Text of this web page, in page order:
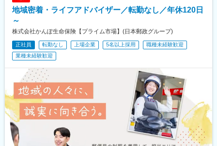
めじろ台駅、羽村駅、立川駅、京王八王子駅、東青梅駅、町田
駅、武蔵小金井駅、東村山駅、府中駅(東京都)、国領駅、瀬谷駅、
蔵小杉駅、新百合ケ丘駅、鷺沼駅、小田原駅、藤沢駅、秦野駅、
茅ケ崎駅、平塚駅、横須賀中央駅、相武台下駅、海老名駅(相鉄・
駅、内野西が丘駅、高田駅(新潟県)、柏崎駅、直江津駅、松本駅、
飯田駅(長野県)、上諏訪駅、駒ケ根駅、穂高駅、岡谷駅、地鉄ビル
前駅、朝菜町駅、末広町駅(富山県)、砺波駅、北鉄金沢駅、小松
駅、松任駅、野町駅、福井駅、武生駅、名鉄岐阜駅、大垣駅、江
吉良駅、せきてらす前駅、高山駅、多治見駅、那加駅、可児駅、
磐田駅、浜北駅、天竜川駅、高塚駅、半田駅、左京山駅、大府
駅、瑞穂運動場西駅、岡崎駅、西尾駅、刈谷市駅、国府宮駅、安
城駅、新瀬戸駅、宇治山田駅、松阪駅、石場駅、水口城南駅、近
江八幡駅、彦根駅、長浜駅、野洲駅、東舞鶴駅、茶山・京都芸術
地域密着・ライフアドバイザー／転勤なし／年休120日
～
株式会社かんぽ生命保険【プライム市場】(日本郵政グループ)
正社員 転勤なし 上場企業 5名以上採用
職種未経験歓迎
業種未経験歓迎